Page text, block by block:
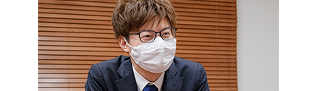
オフィスチェア
Sayl Chair
アーロンチェアリマスタード
ハーマンミラー